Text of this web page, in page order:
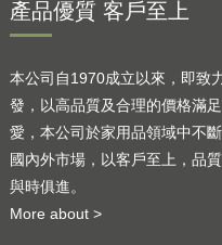
產品優質 客戶至上
本公司自1970成立以來，即致
發，以高品質及合理的價格滿
愛，本公司於家用品領域中不
國內外市場，以客戶至上，品
與時俱進。
More about >